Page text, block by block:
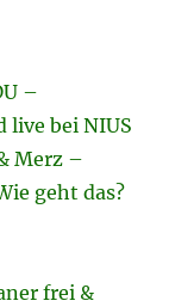
–
live bei NIUS
Merz –
geht das?
frei &